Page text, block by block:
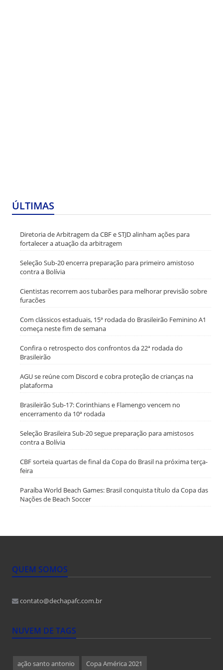
ÚLTIMAS
Diretoria de Arbitragem da CBF e STJD alinham ações para
fortalecer a atuação da arbitragem
Seleção Sub-20 encerra preparação para primeiro amistoso
contra a Bolívia
Cientistas recorrem aos tubarões para melhorar previsão sobre
furacões
Com clássicos estaduais, 15ª rodada do Brasileirão Feminino A1
começa neste fim de semana
Confira o retrospecto dos confrontos da 22ª rodada do
Brasileirão
AGU se reúne com Discord e cobra proteção de crianças na
plataforma
Brasileirão Sub-17: Corinthians e Flamengo vencem no
encerramento da 10ª rodada
Seleção Brasileira Sub-20 segue preparação para amistosos
contra a Bolívia
CBF sorteia quartas de final da Copa do Brasil na próxima terça-
feira
Paraíba World Beach Games: Brasil conquista título da Copa das
Nações de Beach Soccer
QUEM SOMOS
contato@dechapafc.com.br
NUVEM DE TAGS
ação santo antonio Copa América 2021